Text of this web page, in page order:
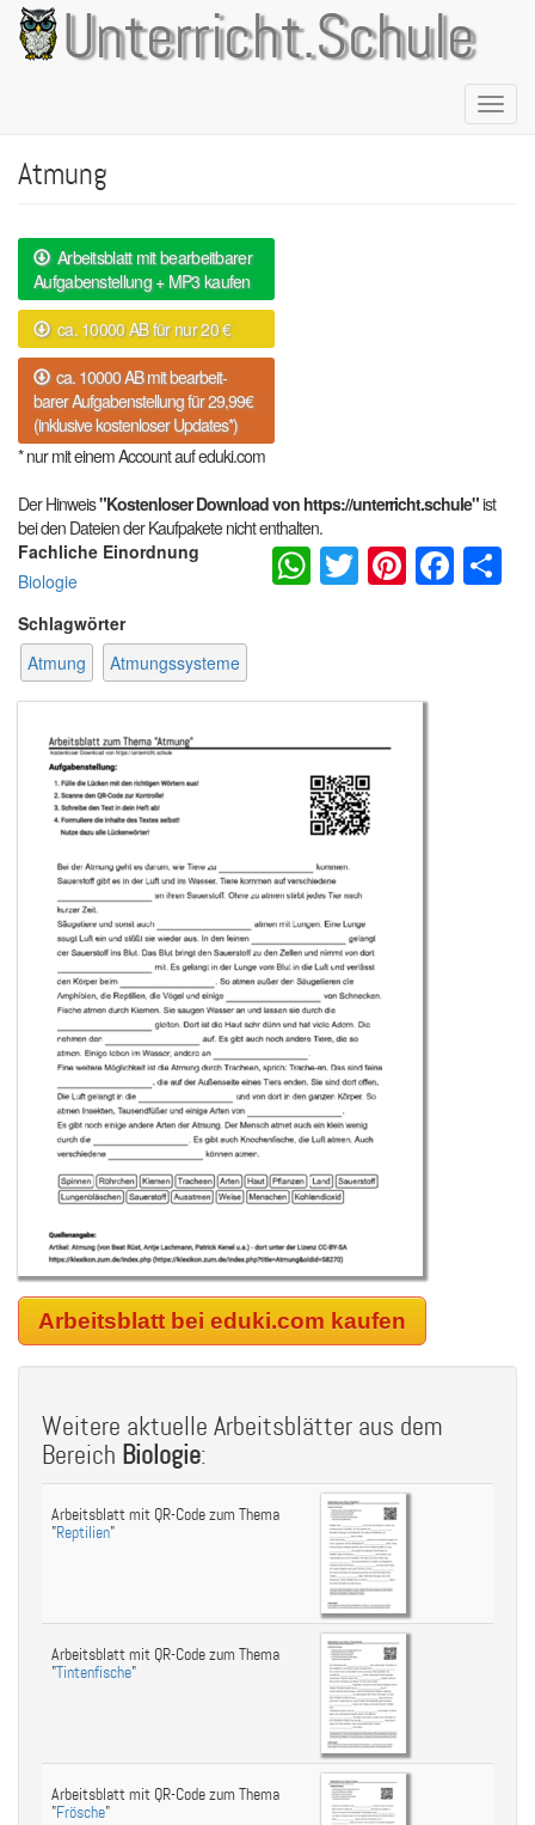
Direkt
zum
Inhalt
Unterricht.Schule
Atmung
Arbeitsblatt mit bearbeitbarer
Aufgabenstellung + MP3 kaufen
ca. 10000 AB für nur 20 €
ca. 10000 AB mit bearbeit-
barer Aufgabenstellung für 29,99€
(inklusive kostenloser Updates*)
* nur mit einem Account auf eduki.com
Der Hinweis"Kostenloser Download von https://unterricht.schule"ist
bei den Dateien der Kaufpakete nicht enthalten.
Fachliche Einordnung
Biologie
Schlagwörter
Atmung
Atmungssysteme
WhatsApp
Twitter
Arbeitsblatt bei eduki.com kaufen
Weitere aktuelle Arbeitsblätter aus dem
Bereich Biologie:
Arbeitsblatt mit QR-Code zum Thema
"Reptilien"
Arbeitsblatt mit QR-Code zum Thema
"Tintenfische"
Arbeitsblatt mit QR-Code zum Thema
"Frösche"